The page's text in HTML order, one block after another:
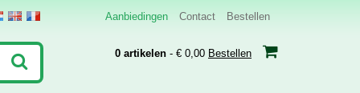
Aanbiedingen Contact Bestellen
0 artikelen - € 0,00 Bestellen